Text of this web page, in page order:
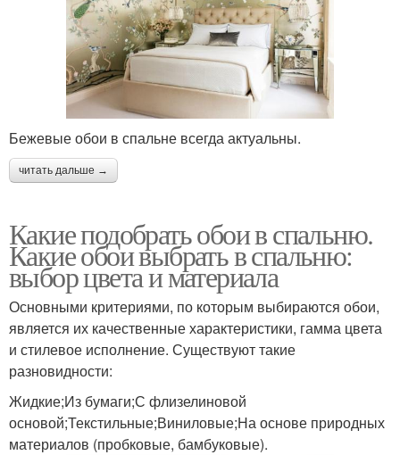
Бежевые обои в спальне всегда актуальны.
читать дальше →
Какие подобрать обои в спальню.
Какие обои выбрать в спальню:
выбор цвета и материала
Основными критериями, по которым выбираются обои,
является их качественные характеристики, гамма цвета
и стилевое исполнение. Существуют такие
разновидности:
Жидкие;Из бумаги;С флизелиновой
основой;Текстильные;Виниловые;На основе природных
материалов (пробковые, бамбуковые).